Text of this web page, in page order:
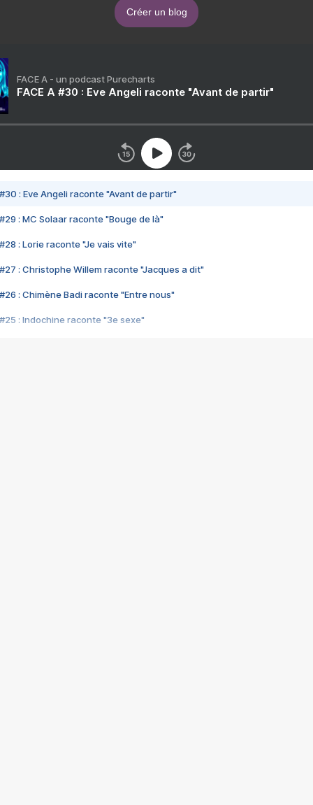
Créer un blog
FACE A - un podcast Purecharts
FACE A #30 : Eve Angeli raconte "Avant de partir"
#30 : Eve Angeli raconte "Avant de partir"
#29 : MC Solaar raconte "Bouge de là"
#28 : Lorie raconte "Je vais vite"
#27 : Christophe Willem raconte "Jacques a dit"
#26 : Chimène Badi raconte "Entre nous"
#25 : Indochine raconte "3e sexe"